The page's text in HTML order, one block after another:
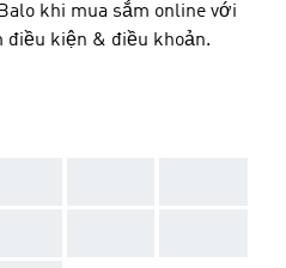
khi mua sắm online với
điều kiện & điều khoản.